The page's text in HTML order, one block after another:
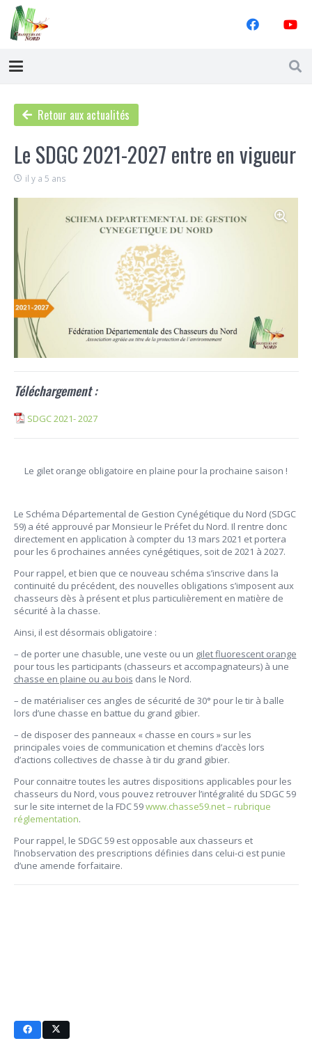
Retour aux actualités
Le SDGC 2021-2027 entre en vigueur
il y a 5 ans
Téléchargement :
SDGC 2021- 2027
Le gilet orange obligatoire en plaine pour la prochaine saison !
Le Schéma Départemental de Gestion Cynégétique du Nord (SDGC
59) a été approuvé par Monsieur le Préfet du Nord. Il rentre donc
directement en application à compter du 13 mars 2021 et portera
pour les 6 prochaines années cynégétiques, soit de 2021 à 2027.
Pour rappel, et bien que ce nouveau schéma s’inscrive dans la
continuité du précédent, des nouvelles obligations s’imposent aux
chasseurs dès à présent et plus particulièrement en matière de
sécurité à la chasse.
Ainsi, il est désormais obligatoire :
– de porter une chasuble, une veste ou un gilet fluorescent orange
pour tous les participants (chasseurs et accompagnateurs) à une
chasse en plaine ou au bois dans le Nord.
– de matérialiser ces angles de sécurité de 30° pour le tir à balle
lors d’une chasse en battue du grand gibier.
– de disposer des panneaux « chasse en cours » sur les
principales voies de communication et chemins d’accès lors
d’actions collectives de chasse à tir du grand gibier.
Pour connaitre toutes les autres dispositions applicables pour les
chasseurs du Nord, vous pouvez retrouver l’intégralité du SDGC 59
sur le site internet de la FDC 59www.chasse59.net – rubrique
réglementation.
Pour rappel, le SDGC 59 est opposable aux chasseurs et
l’inobservation des prescriptions définies dans celui-ci est punie
d’une amende forfaitaire.